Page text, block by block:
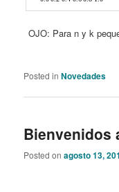
OJO: Para n y k
Posted in Novedades
Bienvenidos
Posted onagosto 13,